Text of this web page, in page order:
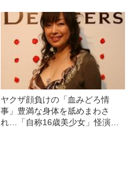
ヤクザ顔負けの「血みどろ情
事」豊満な身体を舐めまわさ
れ…「自称16歳美少女」怪演